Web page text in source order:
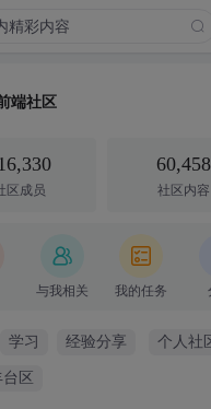
端社区
区成员
60,458
社区内容
与我相关 我的任务
学习 经验分享 个人社
台区